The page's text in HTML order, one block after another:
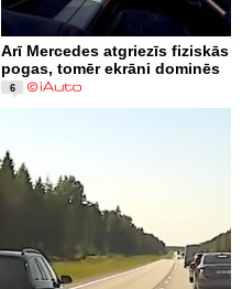
Arī Mercedes atgriezīs fiziskās
pogas, tomēr ekrāni dominēs
6